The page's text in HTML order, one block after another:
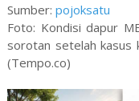
Sumber: pojoksatu
Foto: Kondisi dapur
sorotan setelah kasus
(Tempo.co)